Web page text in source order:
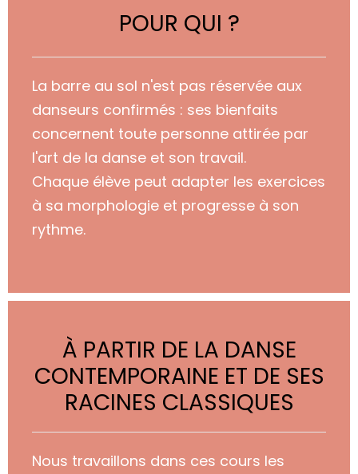
POUR QUI ?
La barre au sol n'est pas réservée aux
danseurs confirmés : ses bienfaits
concernent toute personne attirée par
l'art de la danse et son travail.
Chaque élève peut adapter les exercices
à sa morphologie et progresse à son
rythme.
À PARTIR DE LA DANSE
CONTEMPORAINE ET DE SES
RACINES CLASSIQUES
Nous travaillons dans ces cours les